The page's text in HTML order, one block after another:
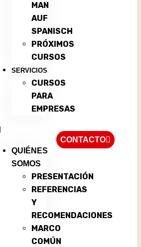
MAN
AUF
SPANISCH
PRÓXIMOS
CURSOS
SERVICIOS
CURSOS
PARA
EMPRESAS
QUIÉNES
SOMOS
PRESENTACIÓN
REFERENCIAS
Y
RECOMENDACIONES
MARCO
COMÚN
CONTACTO